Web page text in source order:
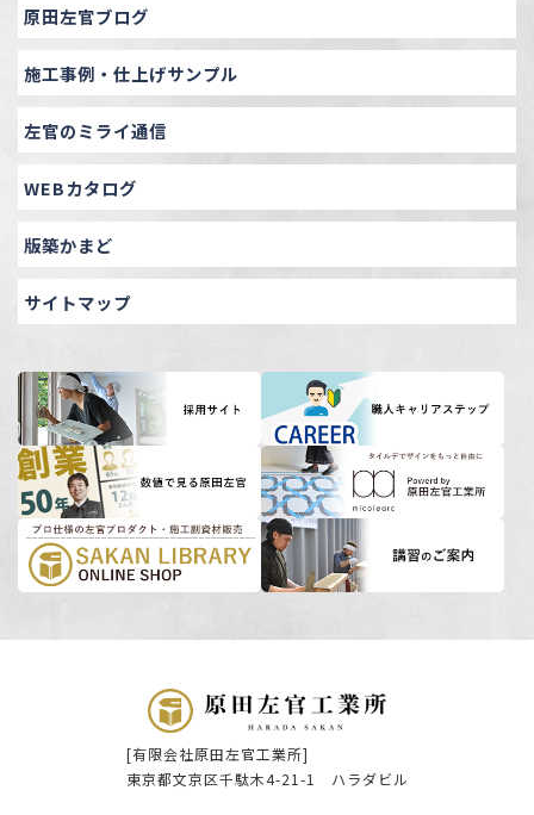
原田左官ブログ
施工事例・仕上げサンプル
左官のミライ通信
WEBカタログ
版築かまど
サイトマップ
[有限会社原田左官工業所]
東京都文京区千駄木4-21-1 ハラダビル